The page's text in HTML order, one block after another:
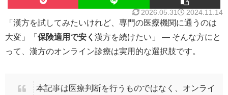
2024.11.14
2026.05.31
「漢方を試してみたいけれど、専門の医療機関に通うのは
大変」「 保険適用で安く 漢方を続けたい」 — そんな方にと
って、漢方のオンライン診療は実用的な選択肢です。
本記事は医療判断を行うものではなく、オンライ